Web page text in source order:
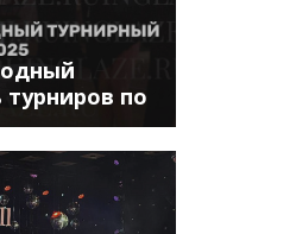
турниров по
в 2025